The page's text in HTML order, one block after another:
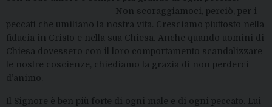
Non scoraggiamoci, perciò, per i
peccati che umiliano la nostra vita. Cresciamo piuttosto nella
fiducia in Cristo e nella sua Chiesa. Anche quando uomini di
Chiesa dovessero con il loro comportamento scandalizzare
le nostre coscienze, chiediamo la grazia di non perderci
d’animo.
Il Signore è ben più forte di ogni male e di ogni peccato. Lui